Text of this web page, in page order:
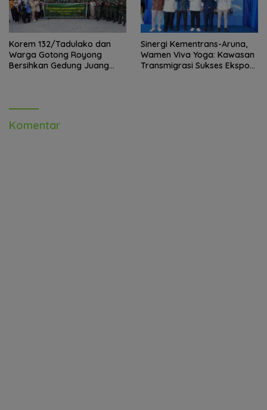
Korem 132/Tadulako dan
Warga Gotong Royong
Bersihkan Gedung Juang
Sinergi Kementrans-Aruna,
Wamen Viva Yoga: Kawasan
Transmigrasi Sukses Ekspor
Komentar